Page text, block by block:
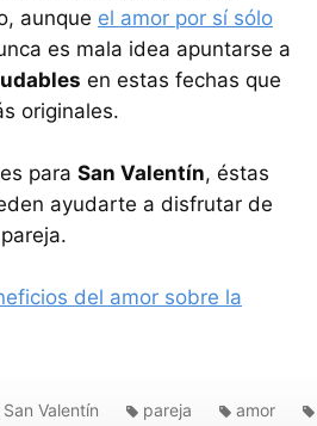
aunque el amor por sí sólo
es mala idea apuntarse a
en estas fechas que
originales.
para San Valentín, éstas
ayudarte a disfrutar de
del amor sobre la
San Valentín pareja amor